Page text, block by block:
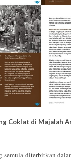
Coklat di Majalah
diterbitkan